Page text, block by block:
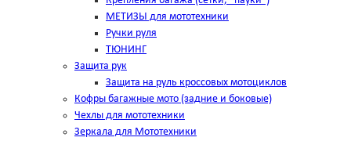
МЕТИЗЫ для мототехники
Ручки руля
ТЮНИНГ
Защита рук
Защита на руль кроссовых мотоциклов
Кофры багажные мото (задние и боковые)
Чехлы для мототехники
Зеркала для Мототехники